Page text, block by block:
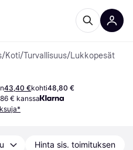
/Koti/Turvallisuus/Lukkopesät
43,40 €kohti48,80 €
€ kanssa
Hinta sis. toimituksen